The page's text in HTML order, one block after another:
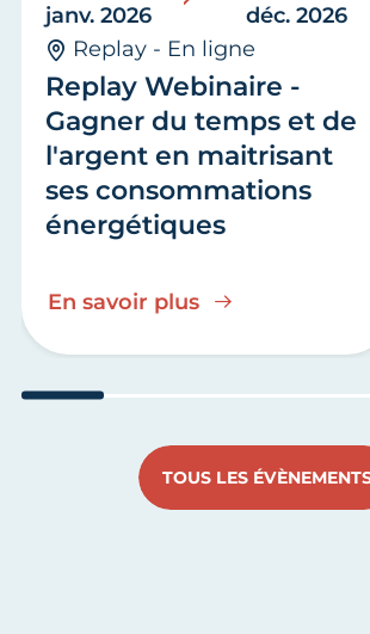
Replay Webinaire -
Gagner du temps et de
l'argent en maitrisant
ses consommations
énergétiques
janv. 2026
déc. 2026
Replay - En ligne
En savoir plus
TOUS LES